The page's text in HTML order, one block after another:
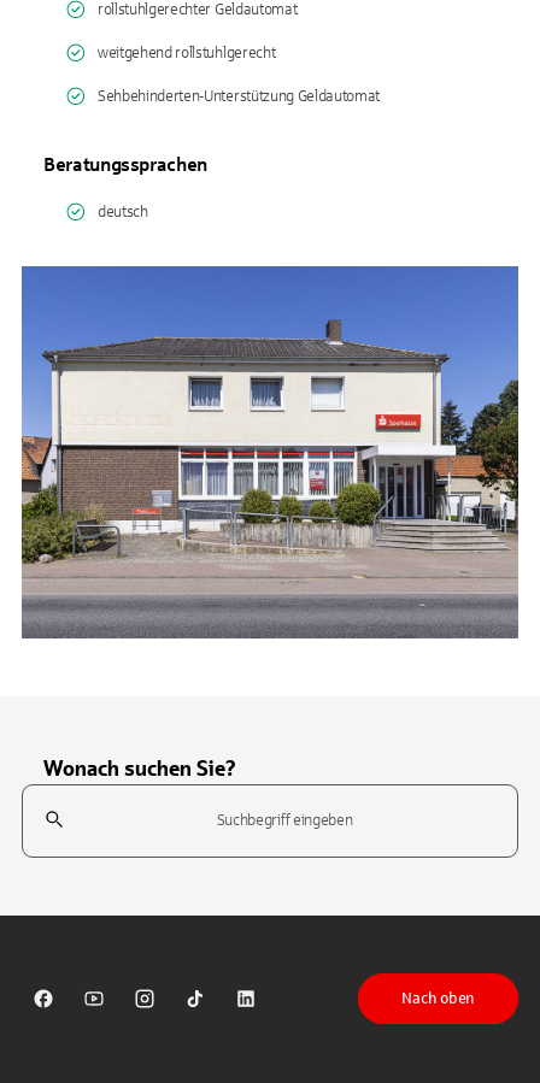
rollstuhlgerechter Geldautomat
weitgehend rollstuhlgerecht
Sehbehinderten-Unterstützung Geldautomat
Beratungssprachen
deutsch
Wonach suchen Sie?
Suchfeld
Sparkasse auf Facebook
Sparkasse auf Youtube
Sparkasse auf Instagram
Sparkasse auf TikTok
Sparkasse auf LinkedIn
Nach oben